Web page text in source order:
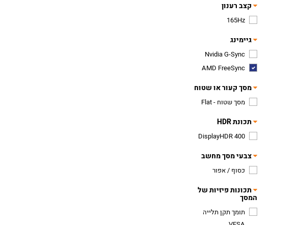
קצב רענון
165Hz
גיימינג
Nvidia G-Sync
AMD FreeSync
מסך קעור או שטוח
מסך שטוח - Flat
תכונת HDR
DisplayHDR 400
צבעי מסך מחשב
כסוף / אפור
תכונות פיזיות של
המסך
תומך תקן תלייה